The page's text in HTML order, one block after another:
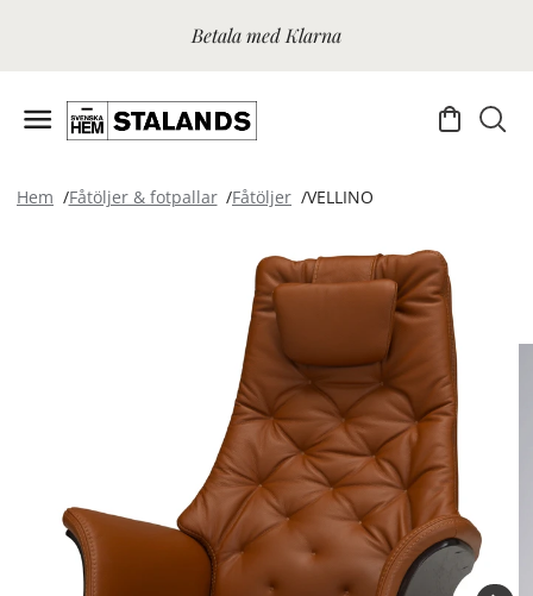
Betala med Klarna
Hem Fåtöljer & fotpallar Fåtöljer VELLINO